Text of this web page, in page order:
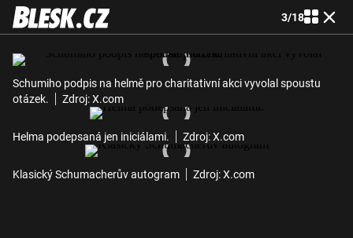
3/18
Schumiho podpis na helmě pro charitativní akci vyvolal spoustu
otázek.
Zdroj: X.com
Helma podepsaná jen iniciálami. Zdroj: X.com
Klasický Schumacherův autogram Zdroj: X.com